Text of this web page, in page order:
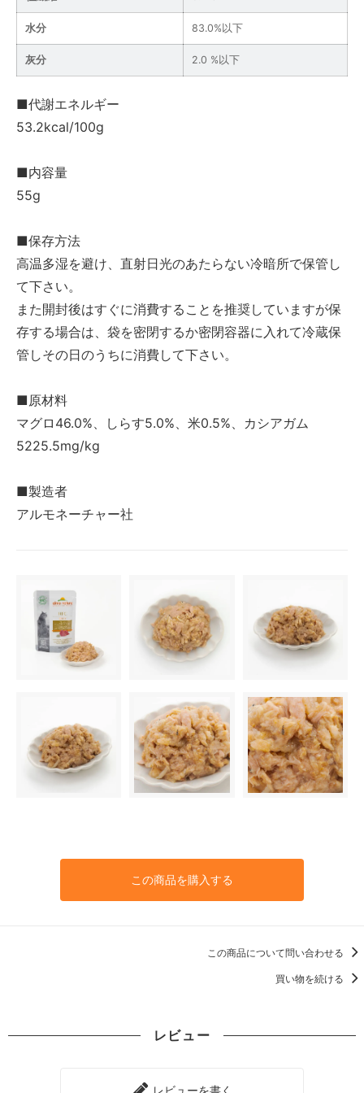
水分 83.0%以下
灰分 2.0 %以下
■代謝エネルギー
53.2kcal/100g
■内容量
55g
■保存方法
高温多湿を避け、直射日光のあたらない冷暗所で保管し
て下さい。
また開封後はすぐに消費することを推奨していますが保
存する場合は、袋を密閉するか密閉容器に入れて冷蔵保
管しその日のうちに消費して下さい。
■原材料
マグロ46.0%、しらす5.0%、米0.5%、カシアガム
5225.5mg/kg
■製造者
アルモネーチャー社
この商品を購入する
この商品について問い合わせる
買い物を続ける
レビュー
レビューを書く